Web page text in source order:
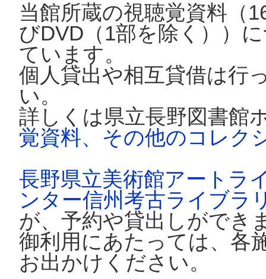
当館所蔵の視聴覚資料（
びDVD（1部を除く））
ています。
個人貸出や相互貸借は行
い。
詳しくは県立長野図書館
覚資料、その他のコレク
長野県立美術館アートラ
ンター信州考古ライブラ
が、予約や貸出しができ
御利用にあたっては、各
お出かけください。